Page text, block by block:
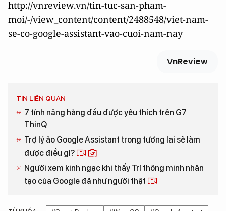
http://vnreview.vn/tin-tuc-san-pham-
moi/-/view_content/content/2488548/viet-nam-
se-co-google-assistant-vao-cuoi-nam-nay
VnReview
TIN LIÊN QUAN
7 tính năng hàng đầu được yêu thích trên G7
ThinQ
Trợ lý ảo Google Assistant trong tương lai sẽ làm
được điều gì?
Người xem kinh ngạc khi thấy Trí thông minh nhân
tạo của Google đã như người thật